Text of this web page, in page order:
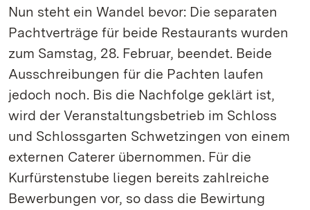
Nun steht ein Wandel bevor: Die separaten
Pachtverträge für beide Restaurants wurden
zum Samstag, 28. Februar, beendet. Beide
Ausschreibungen für die Pachten laufen
jedoch noch. Bis die Nachfolge geklärt ist,
wird der Veranstaltungsbetrieb im Schloss
und Schlossgarten Schwetzingen von einem
externen Caterer übernommen. Für die
Kurfürstenstube liegen bereits zahlreiche
Bewerbungen vor, so dass die Bewirtung